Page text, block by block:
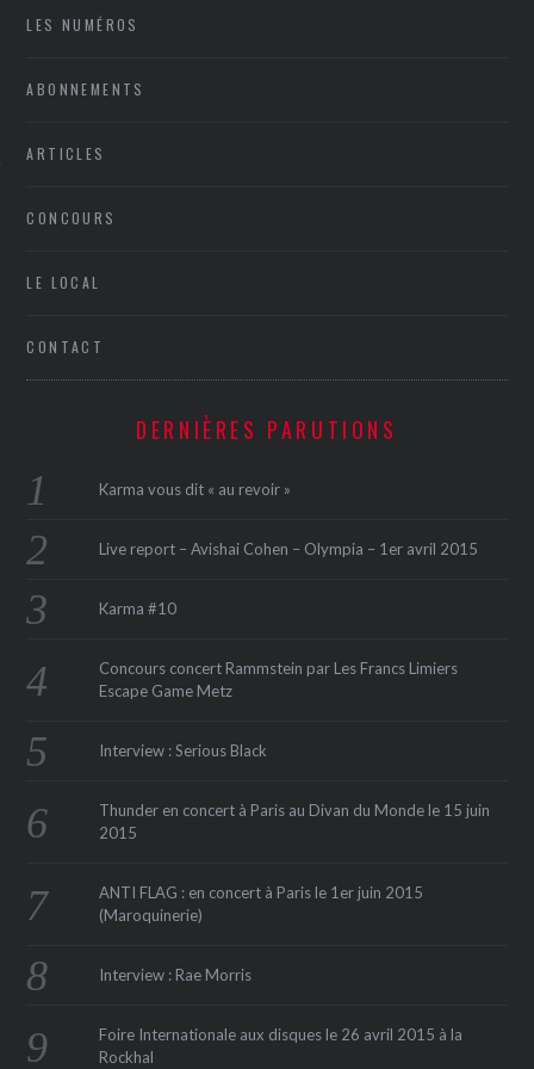
LES NUMÉROS
ABONNEMENTS
ARTICLES
CONCOURS
LE LOCAL
CONTACT
DERNIÈRES PARUTIONS
Karma vous dit « au revoir »
Live report – Avishai Cohen – Olympia – 1er avril 2015
Karma #10
Concours concert Rammstein par Les Francs Limiers
Escape Game Metz
Interview : Serious Black
Thunder en concert à Paris au Divan du Monde le 15 juin
2015
ANTI FLAG : en concert à Paris le 1er juin 2015
(Maroquinerie‏)
Interview : Rae Morris
Foire Internationale aux disques le 26 avril 2015 à la
Rockhal